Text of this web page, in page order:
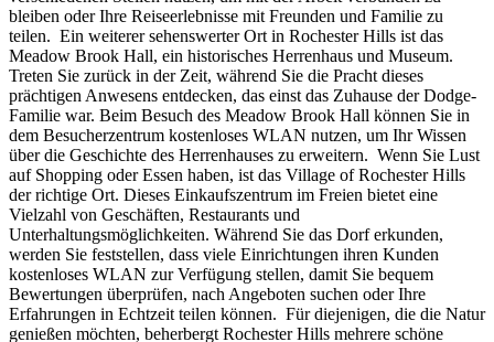
bleiben oder Ihre Reiseerlebnisse mit Freunden und Familie zu
teilen. Ein weiterer sehenswerter Ort in Rochester Hills ist das
Meadow Brook Hall, ein historisches Herrenhaus und Museum.
Treten Sie zurück in der Zeit, während Sie die Pracht dieses
prächtigen Anwesens entdecken, das einst das Zuhause der Dodge-
Familie war. Beim Besuch des Meadow Brook Hall können Sie in
dem Besucherzentrum kostenloses WLAN nutzen, um Ihr Wissen
über die Geschichte des Herrenhauses zu erweitern. Wenn Sie Lust
auf Shopping oder Essen haben, ist das Village of Rochester Hills
der richtige Ort. Dieses Einkaufszentrum im Freien bietet eine
Vielzahl von Geschäften, Restaurants und
Unterhaltungsmöglichkeiten. Während Sie das Dorf erkunden,
werden Sie feststellen, dass viele Einrichtungen ihren Kunden
kostenloses WLAN zur Verfügung stellen, damit Sie bequem
Bewertungen überprüfen, nach Angeboten suchen oder Ihre
Erfahrungen in Echtzeit teilen können. Für diejenigen, die die Natur
genießen möchten, beherbergt Rochester Hills mehrere schöne